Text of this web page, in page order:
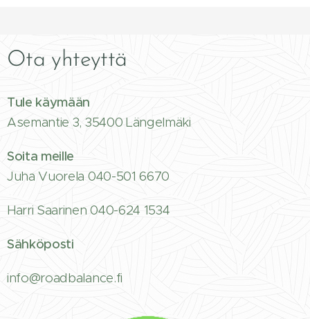
Ota yhteyttä
Tule käymään
Asemantie 3, 35400 Längelmäki
Soita meille
Juha Vuorela 040-501 6670
Harri Saarinen 040-624 1534
Sähköposti
info@roadbalance.fi